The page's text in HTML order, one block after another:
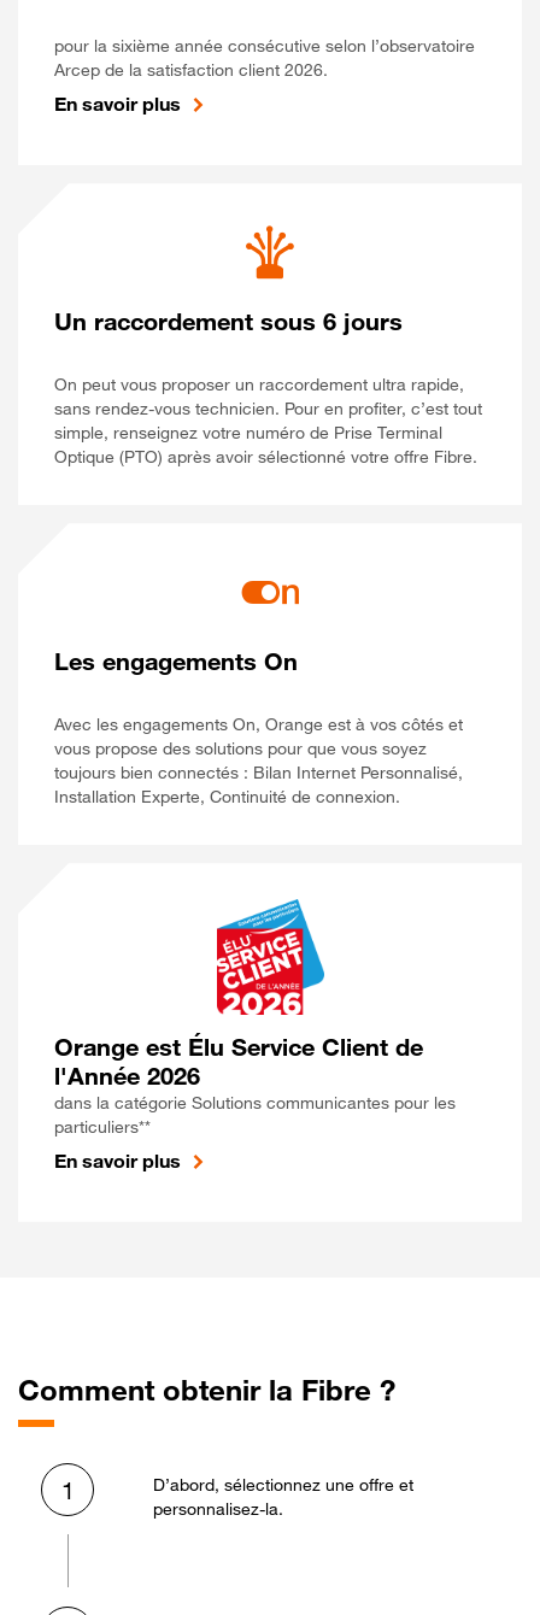
pour la sixième année consécutive selon l’observatoire
Arcep de la satisfaction client 2026.
En savoir plus
Un raccordement sous 6 jours
On peut vous proposer un raccordement ultra rapide,
sans rendez-vous technicien. Pour en profiter, c’est tout
simple, renseignez votre numéro de Prise Terminal
Optique (PTO) après avoir sélectionné votre offre Fibre.
Les engagements On
Avec les engagements On, Orange est à vos côtés et
vous propose des solutions pour que vous soyez
toujours bien connectés : Bilan Internet Personnalisé,
Installation Experte, Continuité de connexion.
Orange est Élu Service Client de
l'Année 2026
dans la catégorie Solutions communicantes pour les
particuliers**
En savoir plus
Comment obtenir la Fibre ?
1
D’abord, sélectionnez une offre et
personnalisez-la.